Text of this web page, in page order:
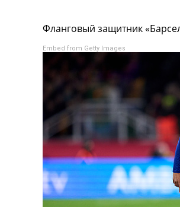
Турниры
Чемпионат Мира
Украина.
Украина. Первая
Лига Чемпионов
Англия. Премьер
Испания. Ла Лига
Другие Турниры
Таблицы
Таблицы групп
Украина.
Украина. Первая
Лига Чемпионов.
Англия. Премьер-
Фланговый защитник
Embed from Getty Images